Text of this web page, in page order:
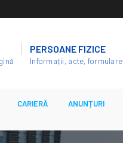
PERSOANE FIZICE
Informații, acte, formulare
CARIERĂ ANUNȚURI